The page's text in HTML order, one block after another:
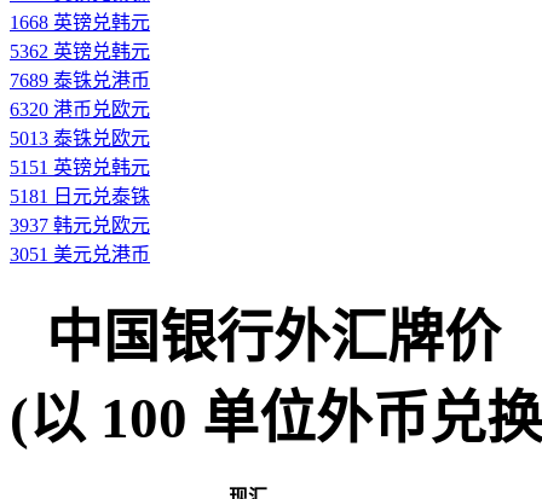
1668 英镑兑韩元
5362 英镑兑韩元
7689 泰铢兑港币
6320 港币兑欧元
5013 泰铢兑欧元
5151 英镑兑韩元
5181 日元兑泰铢
3937 韩元兑欧元
3051 美元兑港币
中国银行外汇牌价
(以 100 单位外币兑